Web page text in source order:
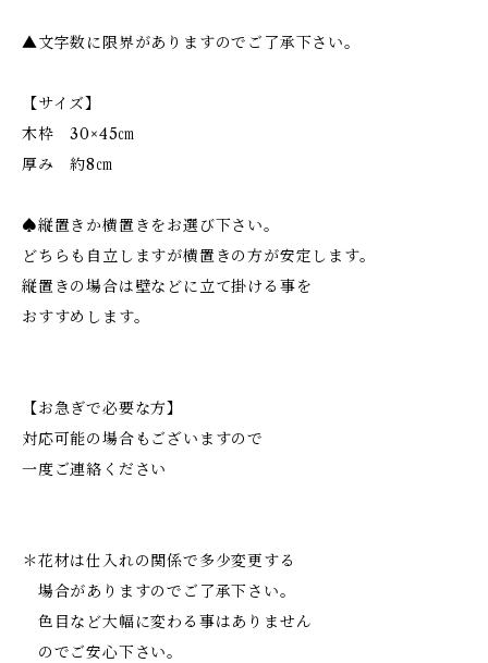
▲文字数に限界がありますのでご了承下さい。
【サイズ】
木枠 30×45㎝
厚み 約8㎝
♠︎縦置きか横置きをお選び下さい。
どちらも自立しますが横置きの方が安定します。
縦置きの場合は壁などに立て掛ける事を
おすすめします。
【お急ぎで必要な方】
対応可能の場合もございますので
一度ご連絡ください
＊花材は仕入れの関係で多少変更する
場合がありますのでご了承下さい。
色目など大幅に変わる事はありません
のでご安心下さい。